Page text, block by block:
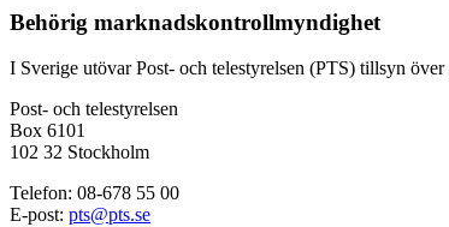
Behörig marknadskontrollmyndighet
I Sverige utövar Post- och telestyrelsen (PTS) tillsyn
Post- och telestyrelsen
Box 6101
102 32 Stockholm
Telefon: 08-678 55 00
E-post: pts@pts.se